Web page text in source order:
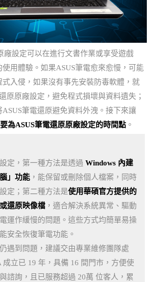
廠設定可以在進行文書作業或享受遊戲
使用體驗。如果ASUS筆電愈來愈慢，可能
式入侵，如果沒有事先安裝防毒軟體，就
原原廠設定，避免程式損壞與資料遺失；
ASUS筆電還原避免資料外洩。接下來讓
為ASUS筆電還原原廠設定的時間點 。
定，第一種方法是透過 Windows 內建
」功能 ，能保留或刪除個人檔案，同時
定；第二種方法是使用華碩官方提供的
還原映像檔 ，適合解決系統異常、驅動
運作緩慢的問題。這些方式均簡單易操
安全恢復筆電功能。
遇到問題，建議交由專業維修團隊處
成立已 19 年，具備 16 間門市，方便使
諮詢，且已服務超過 20萬 位客人，累